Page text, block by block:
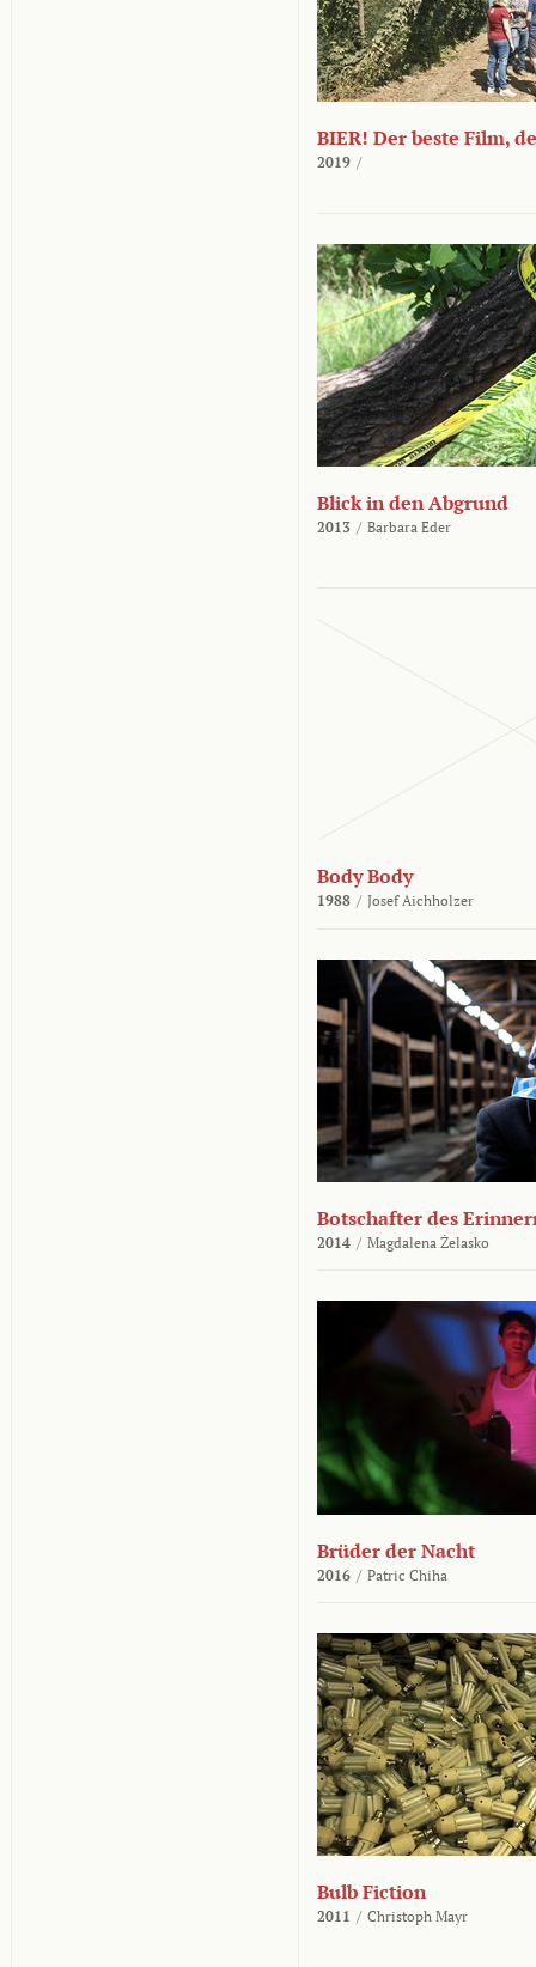
BIER! Der beste Film,
2019 /
Blick in den Abgrund
2013 / Barbara Eder
Body Body
1988 / Josef Aichholzer
Botschafter des
2014 / Magdalena Żelasko
Brüder der Nacht
2016 / Patric Chiha
Bulb Fiction
2011 / Christoph Mayr